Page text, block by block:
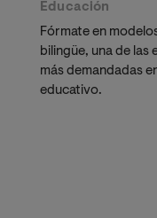
Educación
Fórmate en
bilingüe, una de las
más demandadas
educativo.